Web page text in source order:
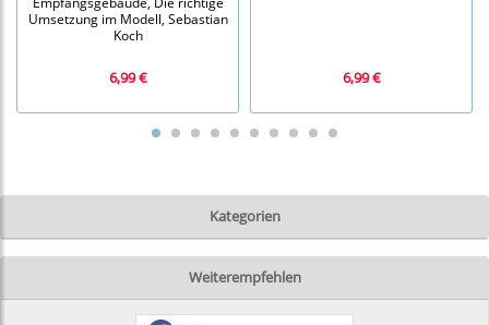
Kategorien
Umsetzung im Modell, Sebastian
Koch
6,99 € 6,99 €
Weiterempfehlen